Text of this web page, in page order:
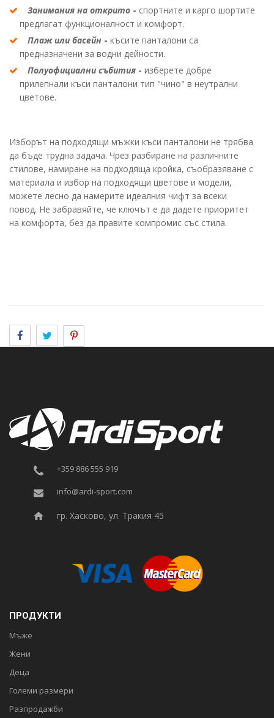
Занимания на открито - спортните и карго шортите
предлагат функционалност и комфорт.
Плаж или басейн - късите панталони са
предназначени за водни дейности.
Полуофициални събития -изберете добре
прилепнали къси панталони тип "чино" в неутрални
цветове.
Изборът на подходящи мъжки къси панталони не трябва
да бъде трудна задача. Чрез разбиране на различните
стилове, намиране на подходяща кройка, съобразяване с
материала и избор на подходящи цветове и модели,
можете лесно да намерите идеалния чифт за всеки
повод. Не забравяйте, че ключът е да дадете приоритет
на комфорта, без да правите компромис със стила.
+359 886 555 919
info@ardi-sport.com
гр. Хасково, ул. Тракия 45
ПРОДУКТИ
Мъже
Жени
Деца
Големи размери
Разпродажби